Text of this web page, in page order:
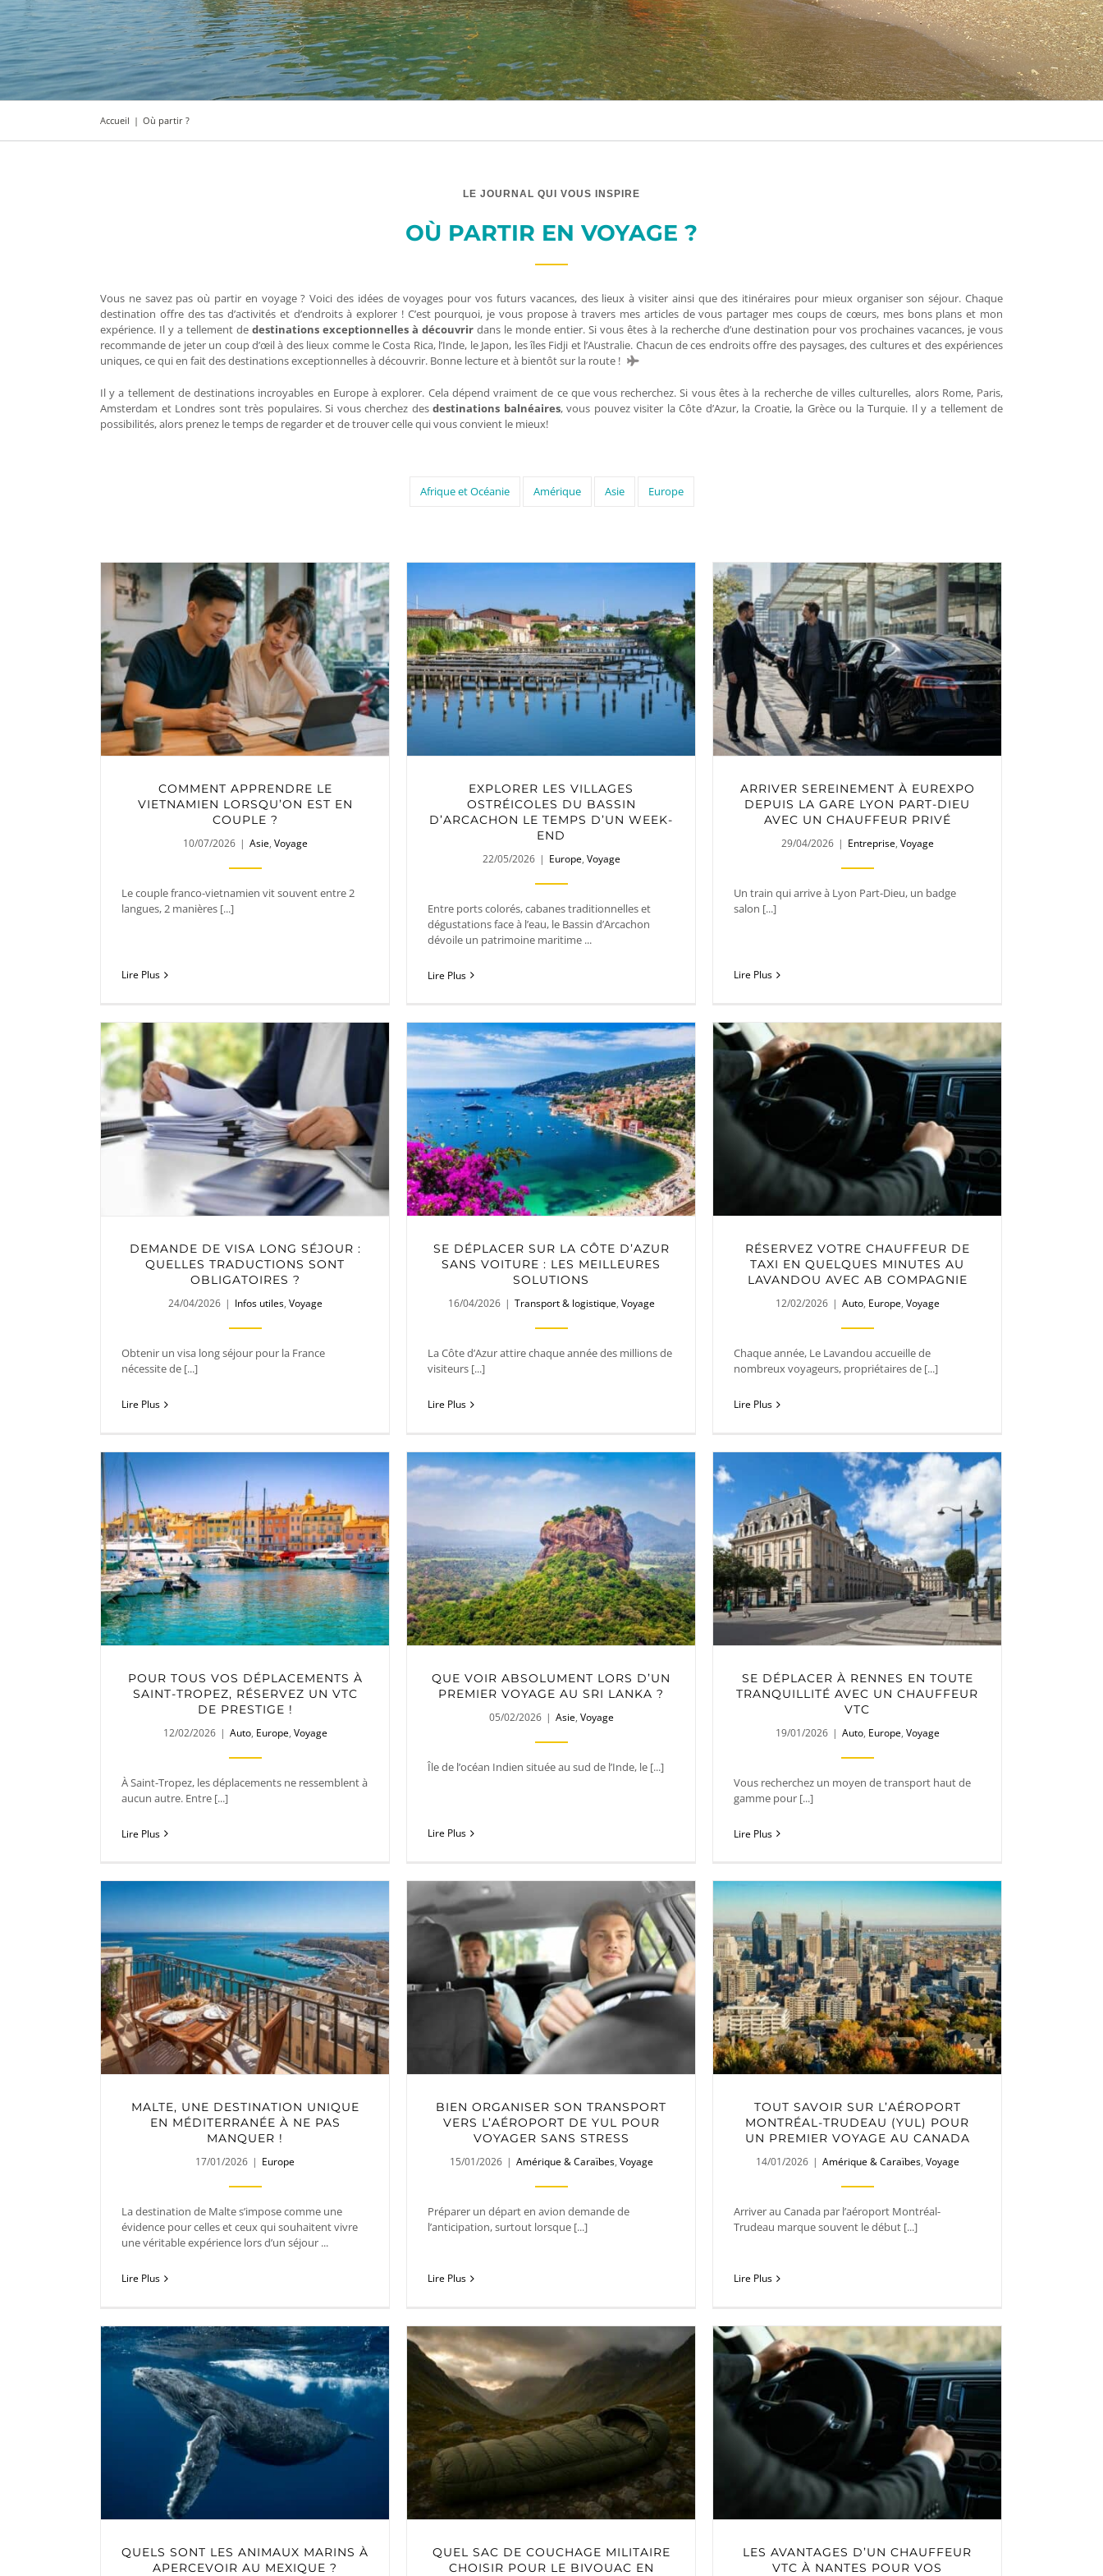
Accueil | Où partir ?
LE JOURNAL QUI VOUS INSPIRE
OÙ PARTIR EN VOYAGE ?
Vous ne savez pas où partir en voyage ? Voici des idées de voyages pour vos futurs vacances, des lieux à visiter ainsi que des itinéraires pour mieux organiser son séjour. Chaque
destination offre des tas d’activités et d’endroits à explorer ! C’est pourquoi, je vous propose à travers mes articles de vous partager mes coups de cœurs, mes bons plans et mon
expérience. Il y a tellement de destinations exceptionnelles à découvrir dans le monde entier. Si vous êtes à la recherche d’une destination pour vos prochaines vacances, je vous
recommande de jeter un coup d’œil à des lieux comme le Costa Rica, l’Inde, le Japon, les îles Fidji et l’Australie. Chacun de ces endroits offre des paysages, des cultures et des expériences
uniques, ce qui en fait des destinations exceptionnelles à découvrir. Bonne lecture et à bientôt sur la route !
Il y a tellement de destinations incroyables en Europe à explorer. Cela dépend vraiment de ce que vous recherchez. Si vous êtes à la recherche de villes culturelles, alors Rome, Paris,
Amsterdam et Londres sont très populaires. Si vous cherchez desdestinations balnéaires, vous pouvez visiter la Côte d’Azur, la Croatie, la Grèce ou la Turquie. Il y a tellement de
possibilités, alors prenez le temps de regarder et de trouver celle qui vous convient le mieux!
Afrique et Océanie Amérique Asie Europe
COMMENT APPRENDRE LE
VIETNAMIEN LORSQU’ON EST EN
COUPLE ?
10/07/2026 | Asie, Voyage
Le couple franco-vietnamien vit souvent entre 2
langues, 2 manières [...]
Lire Plus
EXPLORER LES VILLAGES
OSTRÉICOLES DU BASSIN
D’ARCACHON LE TEMPS D’UN WEEK-
END
22/05/2026 | Europe, Voyage
Entre ports colorés, cabanes traditionnelles et
dégustations face à l’eau, le Bassin d’Arcachon
dévoile un patrimoine maritime ...
Lire Plus
ARRIVER SEREINEMENT À EUREXPO
DEPUIS LA GARE LYON PART-DIEU
AVEC UN CHAUFFEUR PRIVÉ
29/04/2026 | Entreprise, Voyage
Un train qui arrive à Lyon Part-Dieu, un badge
salon [...]
Lire Plus
DEMANDE DE VISA LONG SÉJOUR :
QUELLES TRADUCTIONS SONT
OBLIGATOIRES ?
24/04/2026 | Infos utiles, Voyage
Obtenir un visa long séjour pour la France
nécessite de [...]
Lire Plus
SE DÉPLACER SUR LA CÔTE D’AZUR
SANS VOITURE : LES MEILLEURES
SOLUTIONS
16/04/2026 | Transport & logistique, Voyage
La Côte d’Azur attire chaque année des millions de
visiteurs [...]
Lire Plus
RÉSERVEZ VOTRE CHAUFFEUR DE
TAXI EN QUELQUES MINUTES AU
LAVANDOU AVEC AB COMPAGNIE
12/02/2026 | Auto, Europe, Voyage
Chaque année, Le Lavandou accueille de
nombreux voyageurs, propriétaires de [...]
Lire Plus
POUR TOUS VOS DÉPLACEMENTS À
SAINT-TROPEZ, RÉSERVEZ UN VTC
DE PRESTIGE !
12/02/2026 | Auto, Europe, Voyage
À Saint-Tropez, les déplacements ne ressemblent à
aucun autre. Entre [...]
Lire Plus
QUE VOIR ABSOLUMENT LORS D’UN
PREMIER VOYAGE AU SRI LANKA ?
05/02/2026 | Asie, Voyage
Île de l’océan Indien située au sud de l’Inde, le [...]
Lire Plus
SE DÉPLACER À RENNES EN TOUTE
TRANQUILLITÉ AVEC UN CHAUFFEUR
VTC
19/01/2026 | Auto, Europe, Voyage
Vous recherchez un moyen de transport haut de
gamme pour [...]
Lire Plus
MALTE, UNE DESTINATION UNIQUE
EN MÉDITERRANÉE À NE PAS
MANQUER !
17/01/2026 | Europe
La destination de Malte s’impose comme une
évidence pour celles et ceux qui souhaitent vivre
une véritable expérience lors d’un séjour ...
Lire Plus
BIEN ORGANISER SON TRANSPORT
VERS L’AÉROPORT DE YUL POUR
VOYAGER SANS STRESS
15/01/2026 | Amérique & Caraïbes, Voyage
Préparer un départ en avion demande de
l’anticipation, surtout lorsque [...]
Lire Plus
TOUT SAVOIR SUR L’AÉROPORT
MONTRÉAL-TRUDEAU (YUL) POUR
UN PREMIER VOYAGE AU CANADA
14/01/2026 | Amérique & Caraïbes, Voyage
Arriver au Canada par l’aéroport Montréal-
Trudeau marque souvent le début [...]
Lire Plus
QUELS SONT LES ANIMAUX MARINS À
APERCEVOIR AU MEXIQUE ?
QUEL SAC DE COUCHAGE MILITAIRE
CHOISIR POUR LE BIVOUAC EN
LES AVANTAGES D’UN CHAUFFEUR
VTC À NANTES POUR VOS